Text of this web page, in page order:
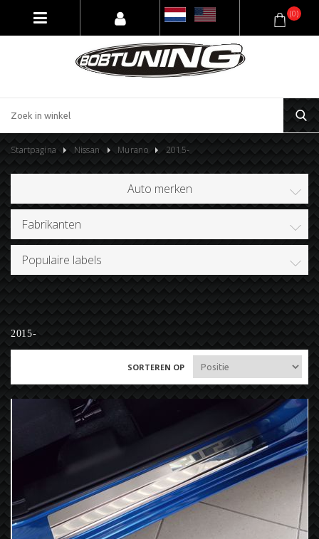
(0)
Startpagina Nissan Murano 2015-
Auto merken
Fabrikanten
Populaire labels
2015-
SORTEREN OP